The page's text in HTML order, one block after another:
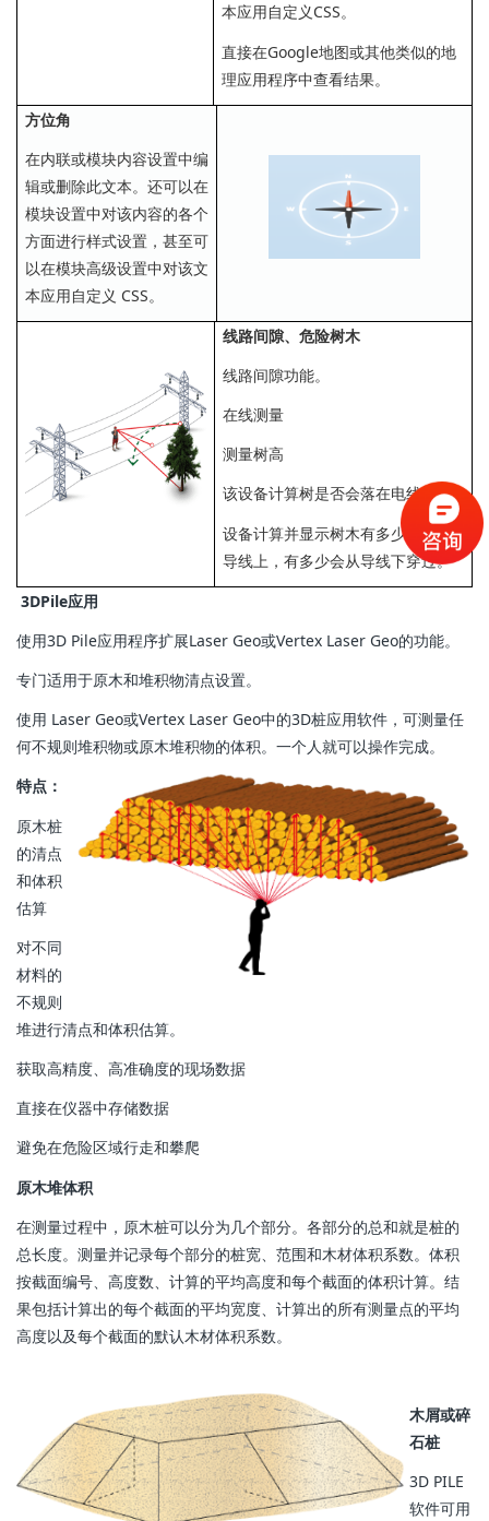
本应用自定义CSS。
直接在Google地图或其他类似的地
理应用程序中查看结果。
方位角
在内联或模块内容设置中编
辑或删除此文本。还可以在
模块设置中对该内容的各个
方面进行样式设置，甚至可
以在模块高级设置中对该文
本应用自定义 CSS。
线路间隙、危险树木
线路间隙功能。
在线测量
测量树高
该设备计算树是否会落在电线上。
设备计算并显示树木有多少会撞到
导线上，有多少会从导线下穿过。
3DPile应用
使用3D Pile应用程序扩展Laser Geo或Vertex Laser Geo的功能。
专门适用于原木和堆积物清点设置。
使用 Laser Geo或Vertex Laser Geo中的3D桩应用软件，可测量任
何不规则堆积物或原木堆积物的体积。一个人就可以操作完成。
特点：
原木桩
的清点
和体积
估算
对不同
材料的
不规则
堆进行清点和体积估算。
获取高精度、高准确度的现场数据
直接在仪器中存储数据
避免在危险区域行走和攀爬
原木堆体积
在测量过程中，原木桩可以分为几个部分。各部分的总和就是桩的
总长度。测量并记录每个部分的桩宽、范围和木材体积系数。体积
按截面编号、高度数、计算的平均高度和每个截面的体积计算。结
果包括计算出的每个截面的平均宽度、计算出的所有测量点的平均
高度以及每个截面的默认木材体积系数。
木屑或碎
石桩
3D PILE
软件可用